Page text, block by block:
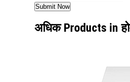
अधिक Products in